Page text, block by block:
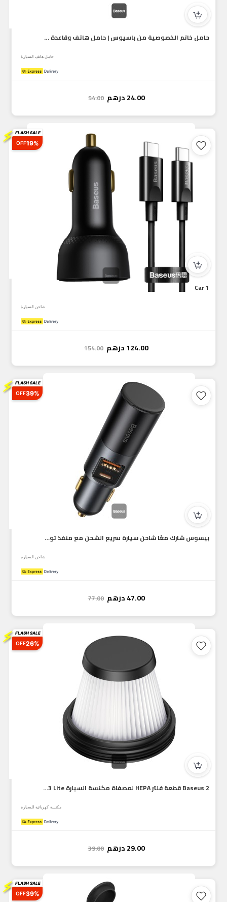
حامل خاتم الخصوصية من باسيوس | حامل هاتف وقاعدة قابلة للتعدي...
حامل هاتف السيارة
24.00درهم 54.00
⚡ FLASH SALE
19%
OFF
شاحن السيارة
124.00درهم 154.00
⚡ FLASH SALE
39%
OFF
بيسوس شارك معًا شاحن سيارة سريع الشحن مع منفذ توسيع ولاعة...
شاحن السيارة
47.00درهم 77.00
⚡ FLASH SALE
26%
OFF
Baseus 2 قطعة فلتر HEPA لمصفاة مكنسة السيارة Baseus A3 Lite...
مكنسة كهربائية للسيارة
29.00درهم 39.00
⚡ FLASH SALE
39%
OFF